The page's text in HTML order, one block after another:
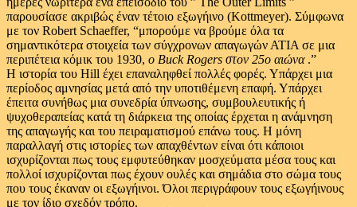
παρουσίασε ακριβώς έναν τέτοιο εξωγήινο (Kottmeyer). Σύμφωνα
με τον Robert Schaeffer, “μπορούμε να βρούμε όλα τα
σημαντικότερα στοιχεία των σύγχρονων απαγωγών ΑΤΙΑ σε μια
περιπέτεια κόμικ του 1930, ο Buck Rogers στον 25ο αιώνα .”
Η ιστορία του Hill έχει επαναληφθεί πολλές φορές. Υπάρχει μια
περίοδος αμνησίας μετά από την υποτιθέμενη επαφή. Υπάρχει
έπειτα συνήθως μια συνεδρία ύπνωσης, συμβουλευτικής ή
ψυχοθεραπείας κατά τη διάρκεια της οποίας έρχεται η ανάμνηση
της απαγωγής και του πειραματισμού επάνω τους. Η μόνη
παραλλαγή στις ιστορίες των απαχθέντων είναι ότι κάποιοι
ισχυρίζονται πως τους εμφυτεύθηκαν μοσχεύματα μέσα τους και
πολλοί ισχυρίζονται πως έχουν ουλές και σημάδια στο σώμα τους
που τους έκαναν οι εξωγήινοι. Όλοι περιγράφουν τους εξωγήινους
με τον ίδιο σχεδόν τρόπο.